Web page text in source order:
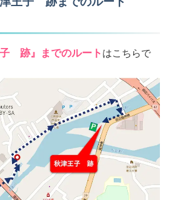
跡』までのルート はこちらで